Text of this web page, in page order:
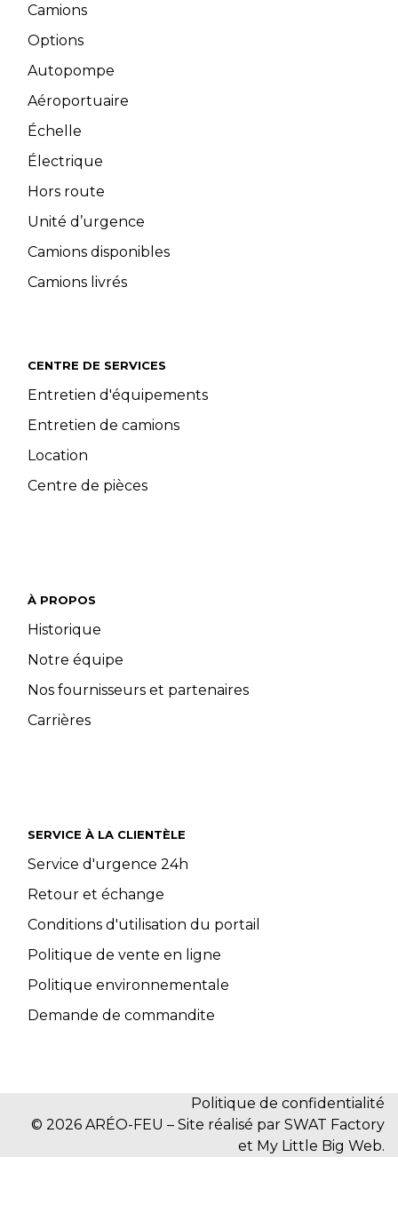
Camions
Options
Autopompe
Aéroportuaire
Échelle
Électrique
Hors route
Unité d’urgence
Camions disponibles
Camions livrés
CENTRE DE SERVICES
Entretien d'équipements
Entretien de camions
Location
Centre de pièces
À PROPOS
Historique
Notre équipe
Nos fournisseurs et partenaires
Carrières
SERVICE À LA CLIENTÈLE
Service d'urgence 24h
Retour et échange
Conditions d'utilisation du portail
Politique de vente en ligne
Politique environnementale
Demande de commandite
Politique de confidentialité
© 2026 ARÉO-FEU – Site réalisé par SWAT Factory
et My Little Big Web.